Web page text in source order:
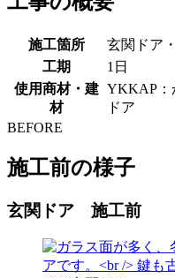
施工箇所
玄関ドア
工期
1日
使用商材・建
材
YKKAP：
ドア
BEFORE
施工前の様子
玄関ドア 施工前